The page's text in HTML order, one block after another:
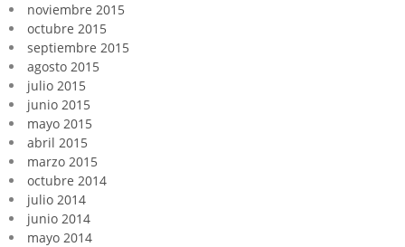
noviembre 2015
octubre 2015
septiembre 2015
agosto 2015
julio 2015
junio 2015
mayo 2015
abril 2015
marzo 2015
octubre 2014
julio 2014
junio 2014
mayo 2014